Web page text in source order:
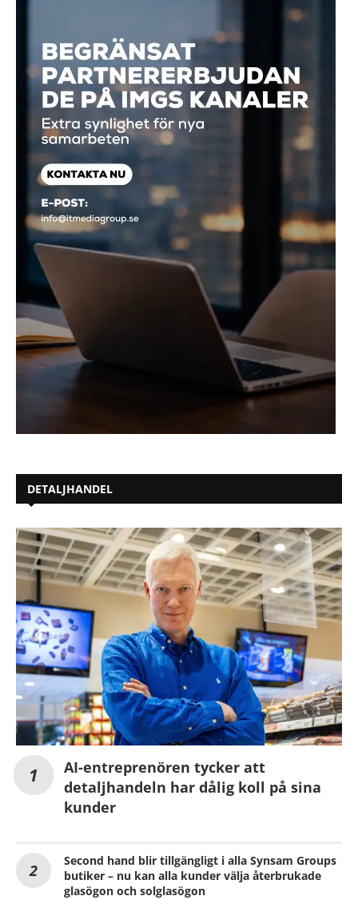
DETALJHANDEL
AI-entreprenören tycker att
detaljhandeln har dålig koll på sina
kunder
Second hand blir tillgängligt i alla Synsam Groups
butiker – nu kan alla kunder välja återbrukade
glasögon och solglasögon